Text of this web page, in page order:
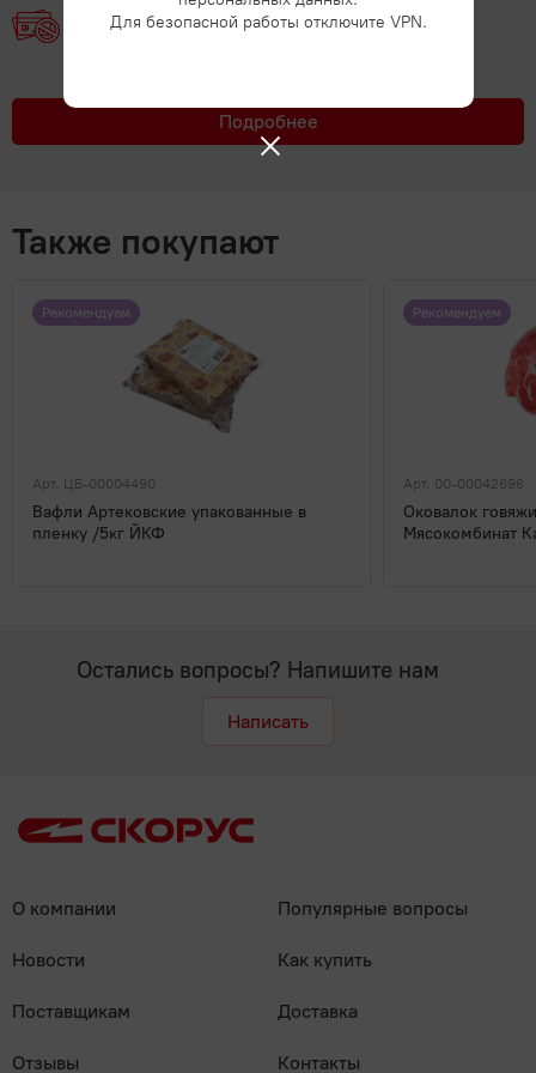
Без займов
Подробнее
Также покупают
Рекомендуем
Арт. ЦБ-00004490
Вафли Артековские упакованные в
пленку /5кг ЙКФ
Рекомендуем
Арт. 00-00042696
Оковалок
Мясокомбинат
Остались вопросы? Напишите нам
Написать
О компании
Новости
Поставщикам
Отзывы
Популярные вопросы
Как купить
Доставка
Контакты
Для безопасной работы отключите VPN.